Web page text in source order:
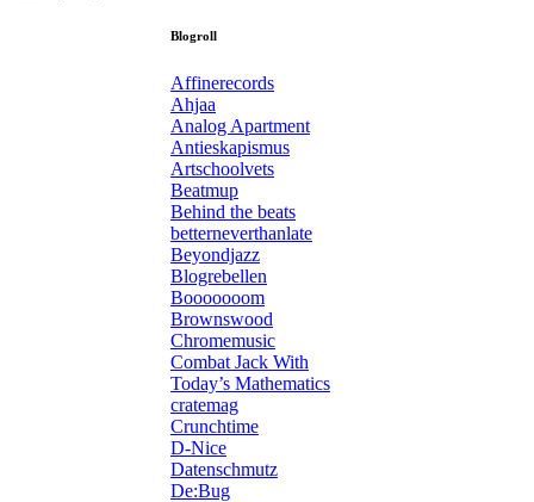
Blogroll
Affinerecords
Ahjaa
Analog Apartment
Antieskapismus
Artschoolvets
Beatmup
Behind the beats
betterneverthanlate
Beyondjazz
Blogrebellen
Booooooom
Brownswood
Chromemusic
Combat Jack With
Today’s Mathematics
cratemag
Crunchtime
D-Nice
Datenschmutz
De:Bug